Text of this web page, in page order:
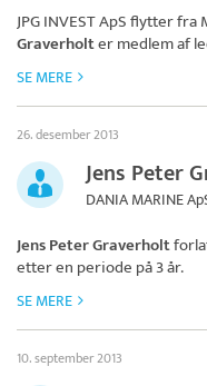
JPG INVEST ApSflytter fra
Graverholter medlem af
SE MERE
26. desember 2013
Jens Peter
DANIA MARINE
Jens Peter Graverholt
etter en periode på 3 år.
SE MERE
10. september 2013